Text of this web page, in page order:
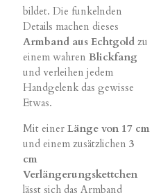
bildet. Die funkelnden
Details machen dieses
Armband aus Echtgold zu
einem wahren Blickfang
und verleihen jedem
Handgelenk das gewisse
Etwas.
Mit einer Länge von 17 cm
und einem zusätzlichen 3
cm
Verlängerungskettchen
lässt sich das Armband